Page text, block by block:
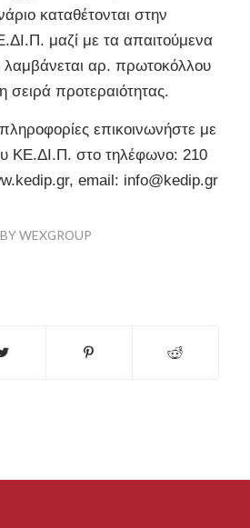
καταθέτονται στην
μαζί με τα απαιτούμενα
λαμβάνεται αρ. πρωτοκόλλου
σειρά προτεραιότητας.
επικοινωνήστε με
ΚΕ.ΔΙ.Π. στο τηλέφωνο: 210
email: info@kedip.gr
BYWEXGROUP